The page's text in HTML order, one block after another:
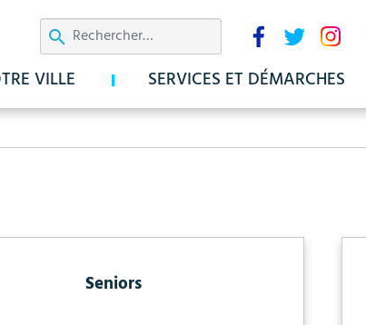
au
contenu
principal
Réseaux
sociaux
VILLE SERVICES ET DÉMARCHES
Seniors